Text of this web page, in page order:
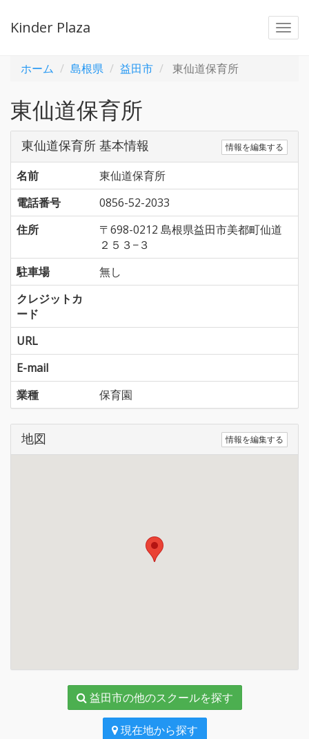
Kinder Plaza
ホーム 島根県 益田市 東仙道保育所
東仙道保育所
東仙道保育所 基本情報 情報を編集する
名前
東仙道保育所
電話番号
0856-52-2033
住所
〒698-0212 島根県益田市美都町仙道
２５３−３
駐車場
無し
クレジットカ
ード
URL
E-mail
業種
保育園
地図 情報を編集する
益田市の他のスクールを探す
現在地から探す